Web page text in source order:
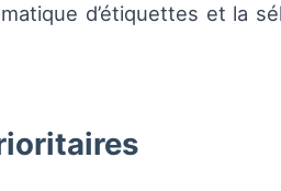
d’étiquettes et la